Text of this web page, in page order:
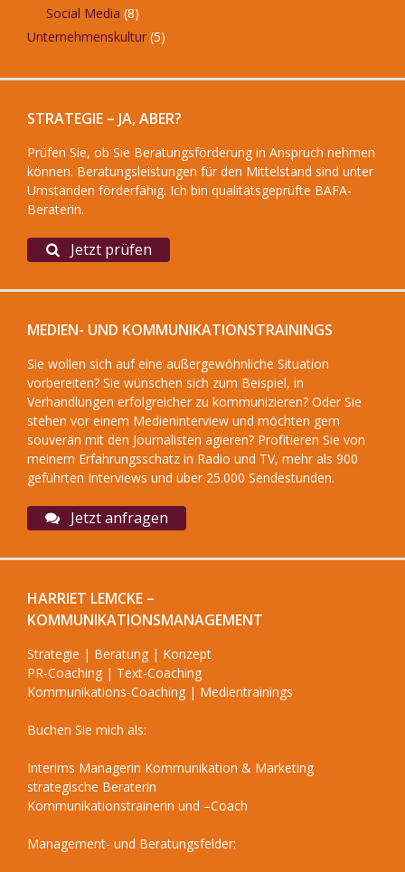
Social Media (8)
Unternehmenskultur (5)
STRATEGIE – JA, ABER?
Prüfen Sie, ob Sie Beratungsförderung in Anspruch nehmen
können. Beratungsleistungen für den Mittelstand sind unter
Umständen förderfähig. Ich bin qualitätsgeprüfte BAFA-
Beraterin.
Jetzt prüfen
MEDIEN- UND KOMMUNIKATIONSTRAININGS
Sie wollen sich auf eine außergewöhnliche Situation
vorbereiten? Sie wünschen sich zum Beispiel, in
Verhandlungen erfolgreicher zu kommunizieren? Oder Sie
stehen vor einem Medieninterview und möchten gern
souverän mit den Journalisten agieren? Profitieren Sie von
meinem Erfahrungsschatz in Radio und TV, mehr als 900
geführten Interviews und über 25.000 Sendestunden.
Jetzt anfragen
HARRIET LEMCKE –
KOMMUNIKATIONSMANAGEMENT
Strategie | Beratung | Konzept
PR-Coaching | Text-Coaching
Kommunikations-Coaching | Medientrainings
Buchen Sie mich als:
Interims Managerin Kommunikation & Marketing
strategische Beraterin
Kommunikationstrainerin und –Coach
Management- und Beratungsfelder: